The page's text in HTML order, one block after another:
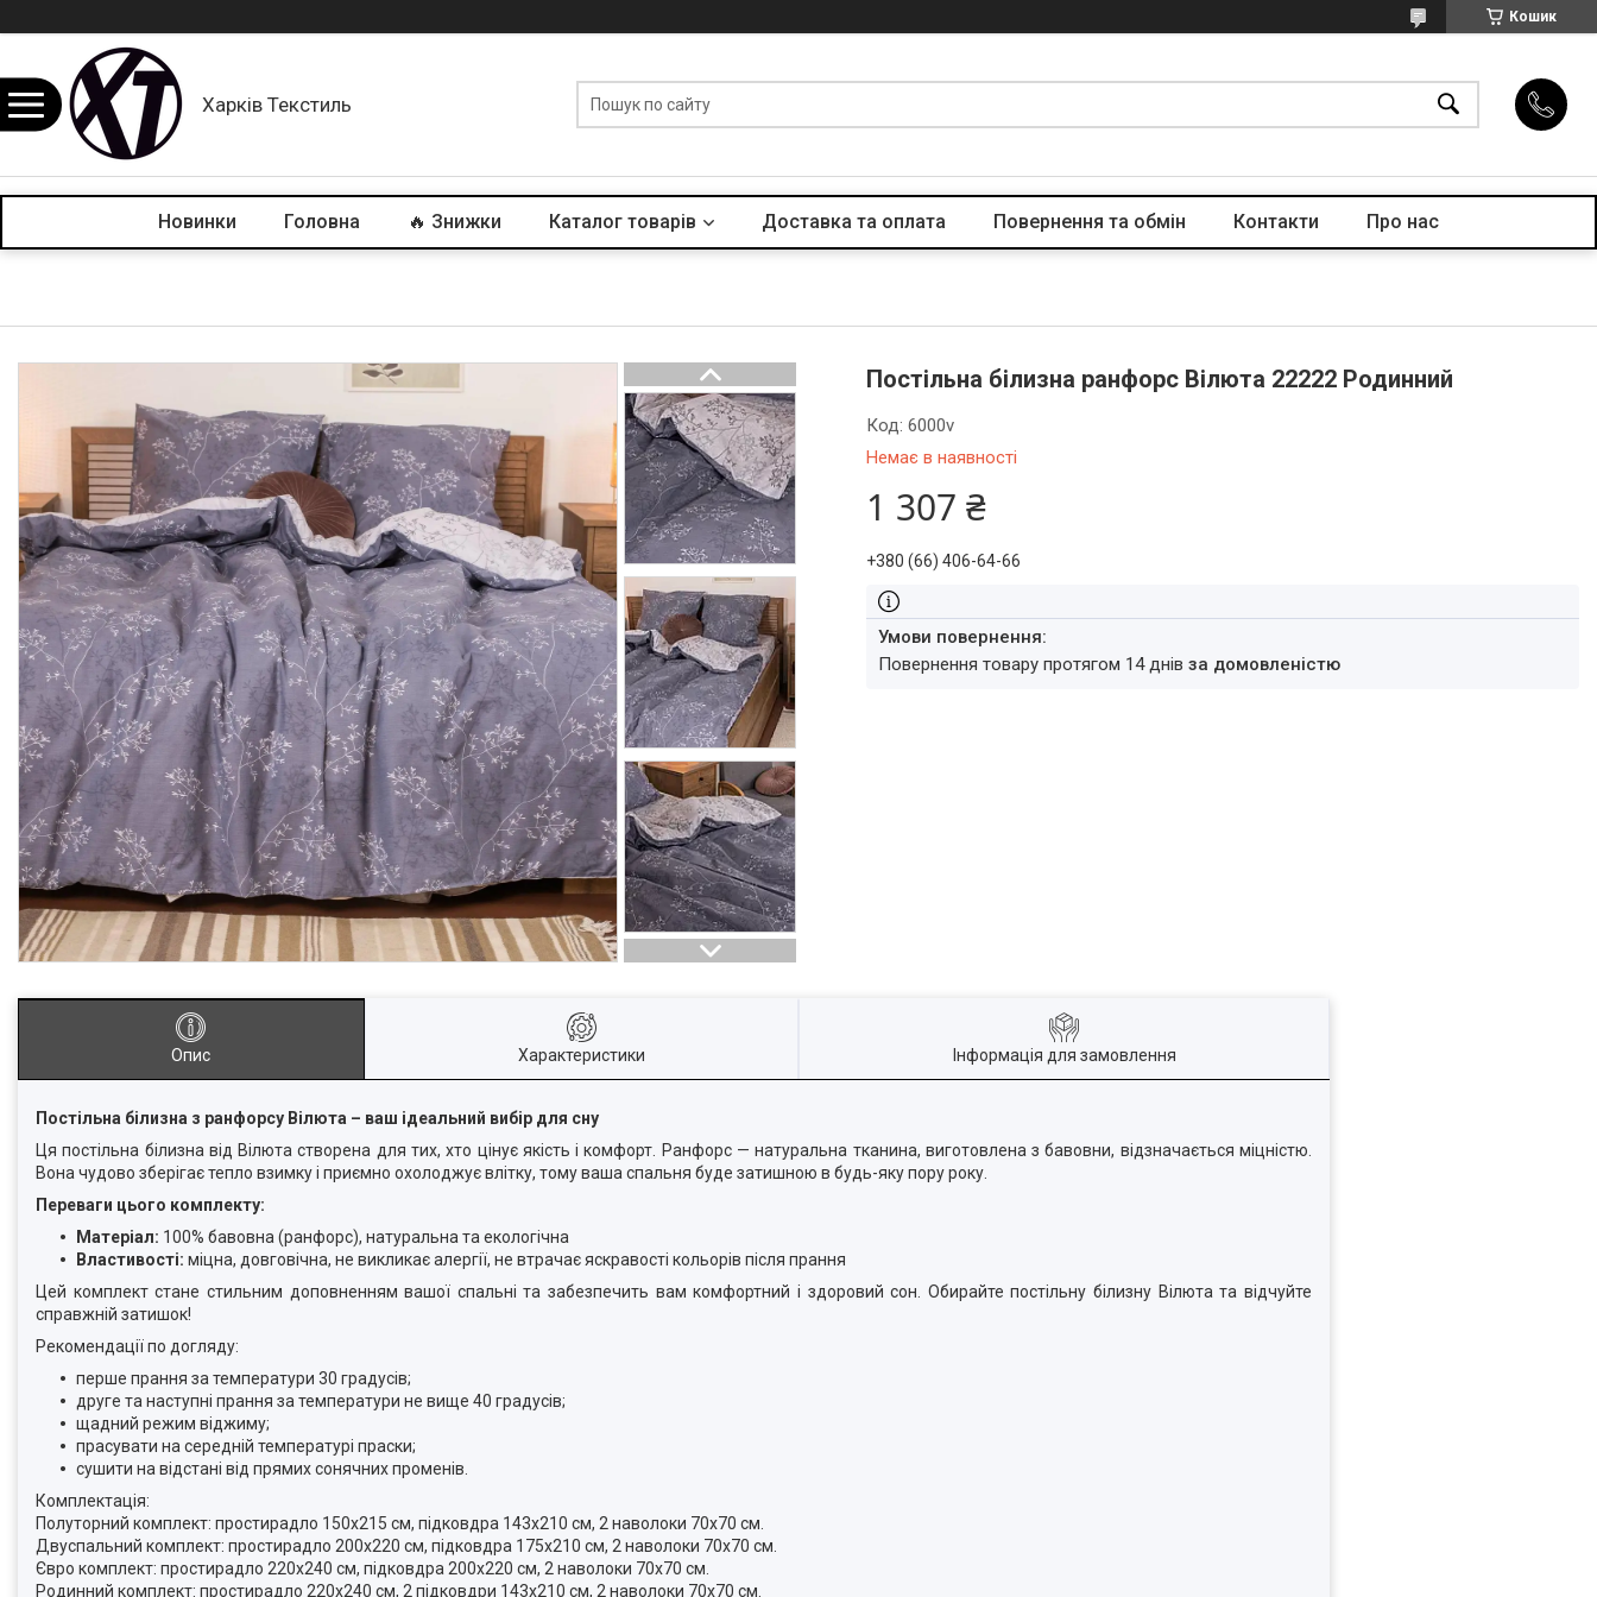
Кошик
Харків Текстиль
Новинки Головна 🔥 Знижки Каталог товарів Доставка та оплата Повернення та обмін Контакти Про нас
Постільна білизна ранфорс Вілюта 22222 Родинний
Немає в наявності
Код:6000v
1 307 ₴
+380 (66) 406-64-66
повернення товару протягом 14 днівза домовленістю
Опис Характеристики Інформація для замовлення
Постільна білизна з ранфорсу Вілюта – ваш ідеальний вибір для сну
Ця постільна білизна від Вілюта створена для тих, хто цінує якість і комфорт. Ранфорс — натуральна тканина, виготовлена з бавовни, відзначається міцністю.
Вона чудово зберігає тепло взимку і приємно охолоджує влітку, тому ваша спальня буде затишною в будь-яку пору року.
Переваги цього комплекту:
Матеріал: 100% бавовна (ранфорс), натуральна та екологічна
Властивості: міцна, довговічна, не викликає алергії, не втрачає яскравості кольорів після прання
Цей комплект стане стильним доповненням вашої спальні та забезпечить вам комфортний і здоровий сон. Обирайте постільну білизну Вілюта та відчуйте
справжній затишок!
Рекомендації по догляду:
перше прання за температури 30 градусів;
друге та наступні прання за температури не вище 40 градусів;
щадний режим віджиму;
прасувати на середній температурі праски;
сушити на відстані від прямих сонячних променів.
Комплектація:
Полуторний комплект: простирадло 150х215 см, підковдра 143х210 см, 2 наволоки 70х70 см.
Двуспальний комплект: простирадло 200х220 см, підковдра 175х210 см, 2 наволоки 70х70 см.
Євро комплект: простирадло 220х240 см, підковдра 200х220 см, 2 наволоки 70х70 см.
Родинний комплект: простирадло 220х240 см, 2 підковдри 143х210 см, 2 наволоки 70х70 см.